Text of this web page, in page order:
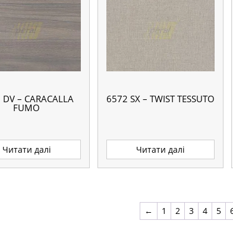
– CARACALLA
FUMO
Читати далі
6572 SX – TWIST TESSUTO
Читати далі
← 1 2 3 4 5